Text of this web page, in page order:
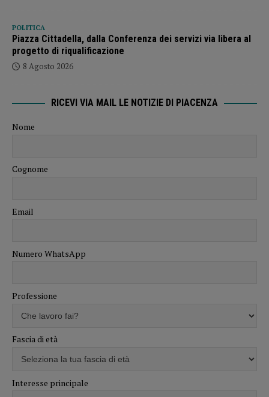
POLITICA
Piazza Cittadella, dalla Conferenza dei servizi via libera al
progetto di riqualificazione
8 Agosto 2026
RICEVI VIA MAIL LE NOTIZIE DI PIACENZA
Nome
Cognome
Email
Numero WhatsApp
Professione
Fascia di età
Interesse principale